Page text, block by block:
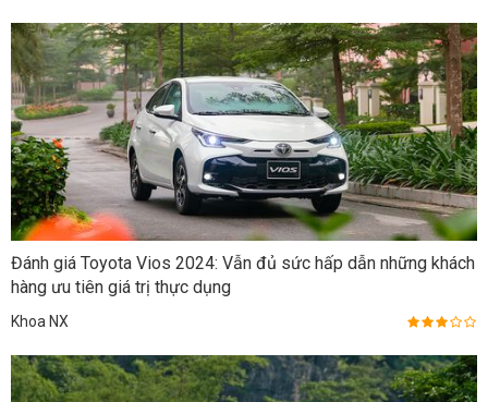
Đánh giá Toyota Vios 2024: Vẫn đủ sức hấp dẫn những khách
hàng ưu tiên giá trị thực dụng
Khoa NX